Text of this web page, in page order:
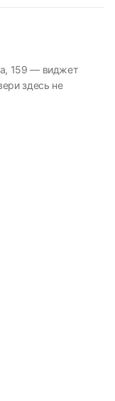
159 — виджет
здесь не